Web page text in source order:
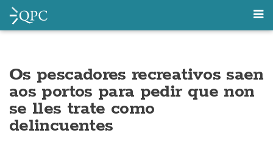
Os pescadores recreativos saen
aos portos para pedir que non
se lles trate como
delincuentes